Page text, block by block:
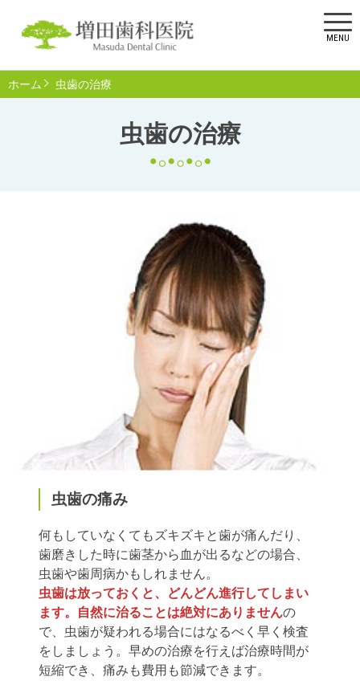
MENU
虫歯の治療
ホーム 虫歯の治療
虫歯の痛み
何もしていなくてもズキズキと歯が痛んだり、
歯磨きした時に歯茎から血が出るなどの場合、
虫歯や歯周病かもしれません。
虫歯は放っておくと、どんどん進行してしまい
ます。自然に治ることは絶対にありませんの
で、虫歯が疑われる場合にはなるべく早く検査
をしましょう。早めの治療を行えば治療時間が
短縮でき、痛みも費用も節減できます。